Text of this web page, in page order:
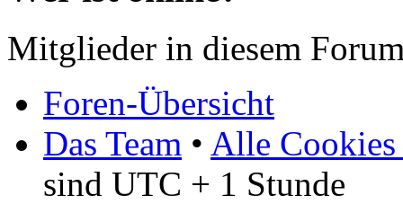
Mitglieder in diesem
Foren-Übersicht
Das Team • Alle Cookies
sind UTC + 1 Stunde